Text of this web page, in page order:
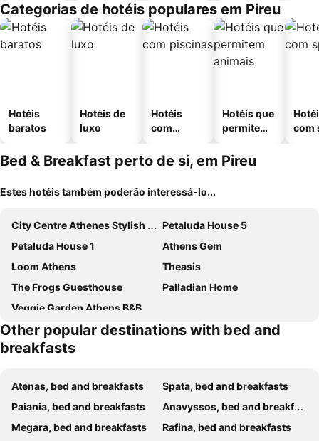
Categorias de hotéis populares em Pireu
Hotéis
baratos
Hotéis de
luxo
Hotéis
com
Hotéis que
permitem
com
Bed & Breakfast perto de si, em Pireu
Estes hotéis também poderão interessá-lo...
City Centre Athenes Stylish Rooms
Petaluda House 5
Petaluda House 1
Athens Gem
Loom Athens
Theasis
The Frogs Guesthouse
Palladian Home
Veggie Garden Athens B&B
Other popular destinations with bed and
breakfasts
Atenas, bed and breakfasts
Spata, bed and breakfasts
Paiania, bed and breakfasts
Anavyssos, bed and breakfasts
Megara, bed and breakfasts
Rafina, bed and breakfasts